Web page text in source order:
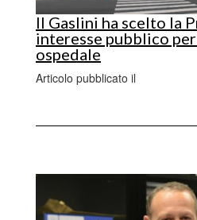
Il Gaslini ha scelto la
interesse pubblico
ospedale
Articolo pubblicato il